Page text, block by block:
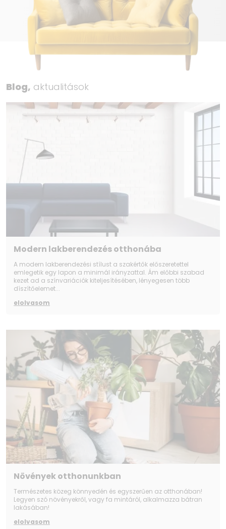
Blog, aktualitások
Modern lakberendezés otthonába
A modern lakberendezési stílust a szakértők előszeretettel
emlegetik egy lapon a minimál irányzattal. Ám előbbi szabad
kezet ad a színvariációk kiteljesítésében, lényegesen több
díszítőelemet...
elolvasom
Növények otthonunkban
Természetes közeg könnyedén és egyszerűen az otthonában!
Legyen szó növényekről, vagy fa mintáról, alkalmazza bátran
lakásában!
elolvasom